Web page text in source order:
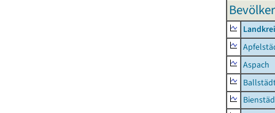
Aspach